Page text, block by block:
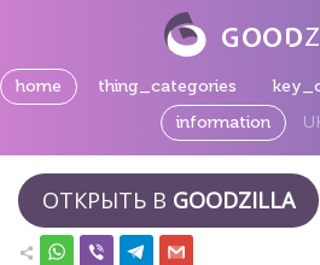
home thing_categories
information
ОТКРЫТЬ В GOODZILLA